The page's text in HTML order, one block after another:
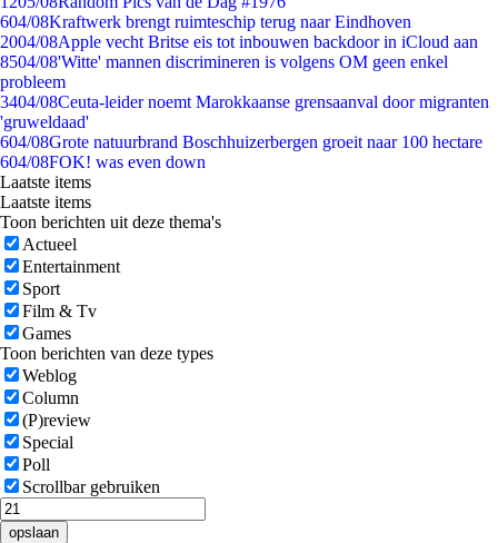
604/08Kraftwerk brengt ruimteschip terug naar Eindhoven
2004/08Apple vecht Britse eis tot inbouwen backdoor in iCloud aan
8504/08'Witte' mannen discrimineren is volgens OM geen enkel
probleem
3404/08Ceuta-leider noemt Marokkaanse grensaanval door migranten
'gruweldaad'
604/08Grote natuurbrand Boschhuizerbergen groeit naar 100 hectare
604/08FOK! was even down
Laatste items
Laatste items
Toon berichten uit deze thema's
Actueel
Entertainment
Sport
Film & Tv
Games
Toon berichten van deze types
Weblog
Column
(P)review
Special
Poll
Scrollbar gebruiken
opslaan